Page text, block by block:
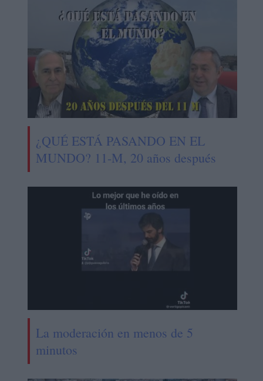
¿QUÉ ESTÁ PASANDO EN EL
MUNDO? 11-M, 20 años después
La moderación en menos de 5
minutos